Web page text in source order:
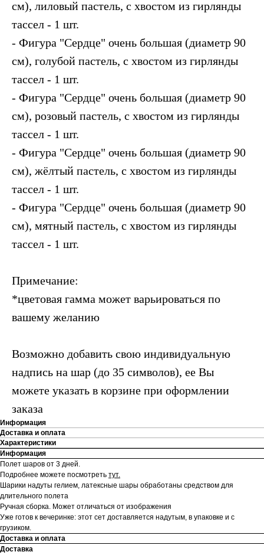
см), лиловый пастель, с хвостом из гирлянды
тассел - 1 шт.
- Фигура "Сердце" очень большая (диаметр 90
см), голубой пастель, с хвостом из гирлянды
тассел - 1 шт.
- Фигура "Сердце" очень большая (диаметр 90
см), розовый пастель, с хвостом из гирлянды
тассел - 1 шт.
- Фигура "Сердце" очень большая (диаметр 90
см), жёлтый пастель, с хвостом из гирлянды
тассел - 1 шт.
- Фигура "Сердце" очень большая (диаметр 90
см), мятный пастель, с хвостом из гирлянды
тассел - 1 шт.
Примечание:
*цветовая гамма может варьироваться по
вашему желанию
Возможно добавить свою индивидуальную
надпись на шар (до 35 символов), ее Вы
можете указать в корзине при оформлении
заказа
Информация
Доставка и оплата
Характеристики
Информация
Полет шаров от 3 дней.
Подробнее можете посмотреть тут.
Шарики надуты гелием, латексные шары обработаны средством для
длительного полета
Ручная сборка. Может отличаться от изображения
Уже готов к вечеринке: этот сет доставляется надутым, в упаковке и с
грузиком.
Доставка и оплата
Доставка